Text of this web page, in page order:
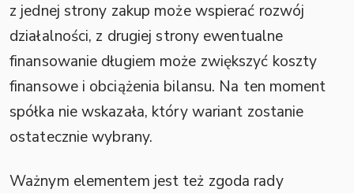
z jednej strony zakup może wspierać rozwój
działalności, z drugiej strony ewentualne
finansowanie długiem może zwiększyć koszty
finansowe i obciążenia bilansu. Na ten moment
spółka nie wskazała, który wariant zostanie
ostatecznie wybrany.
Ważnym elementem jest też zgoda rady